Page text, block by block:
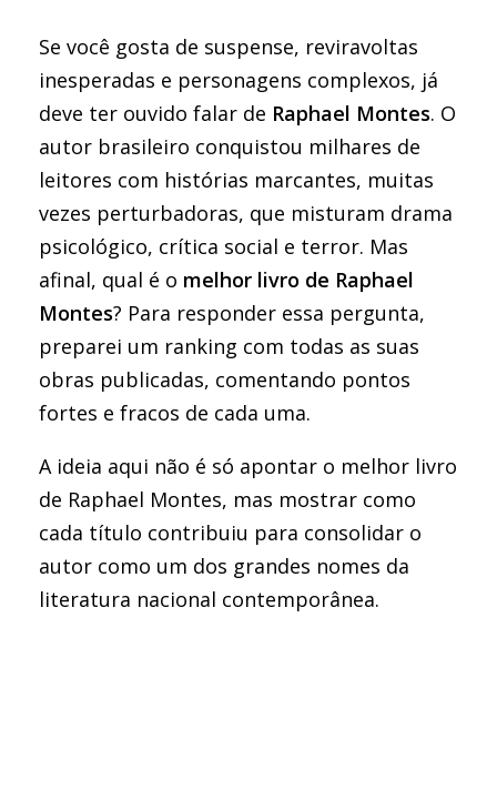
Se você gosta de suspense, reviravoltas
inesperadas e personagens complexos, já
deve ter ouvido falar de Raphael Montes. O
autor brasileiro conquistou milhares de
leitores com histórias marcantes, muitas
vezes perturbadoras, que misturam drama
psicológico, crítica social e terror. Mas
afinal, qual é o melhor livro de Raphael
Montes? Para responder essa pergunta,
preparei um ranking com todas as suas
obras publicadas, comentando pontos
fortes e fracos de cada uma.
A ideia aqui não é só apontar o melhor livro
de Raphael Montes, mas mostrar como
cada título contribuiu para consolidar o
autor como um dos grandes nomes da
literatura nacional contemporânea.